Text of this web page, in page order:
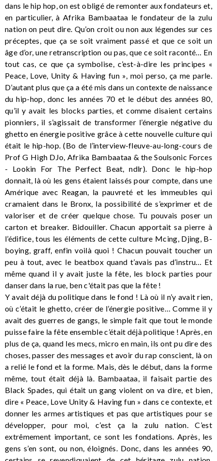
dans le hip hop, on est obligé de remonter aux fondateurs et,
en particulier, à Afrika Bambaataa le fondateur de la zulu
nation on peut dire. Qu’on croit ou non aux légendes sur ces
préceptes, que ça se soit vraiment passé et que ce soit un
âge d’or, une retranscription ou pas, que ce soit raconté… En
tout cas, ce que ça symbolise, c’est-à-dire les principes «
Peace, Love, Unity & Having fun », moi perso, ça me parle.
D’autant plus que ça a été mis dans un contexte de naissance
du hip-hop, donc les années 70 et le début des années 80,
qu’il y avait les blocks parties, et comme disaient certains
pionniers, il s’agissait de transformer l’énergie négative du
ghetto en énergie positive grâce à cette nouvelle culture qui
était le hip-hop. (Bo de l’interview-fleuve-au-long-cours de
Prof G High DJo, Afrika Bambaataa & the Soulsonic Forces
- Lookin For The Perfect Beat, ndlr). Donc le hip-hop
donnait, là où les gens étaient laissés pour compte, dans une
Amérique avec Reagan, la pauvreté et les immeubles qui
cramaient dans le Bronx, la possibilité de s’exprimer et de
valoriser et de créer quelque chose. Tu pouvais poser un
carton et breaker. Bidouiller. Chacun apportait sa pierre à
l’édifice, tous les éléments de cette culture Mcing, Djing, B-
boying, graff, enfin voilà quoi ! Chacun pouvait toucher un
peu à tout, avec le beatbox quand t’avais pas d’instru… Et
même quand il y avait juste la fête, les block parties pour
danser dans la rue, ben c'était pas que la fête !
Y avait déjà du politique dans le fond ! Là où il n’y avait rien,
où c’était le ghetto, créer de l’énergie positive… Comme il y
avait des guerres de gangs, le simple fait que tout le monde
puisse faire la fête ensemble c’était déjà politique ! Après, en
plus de ça, quand les mecs, micro en main, ils ont pu dire des
choses, passer des messages et avoir du rap conscient, là on
a relié le fond et la forme. Mais, dès le début, dans la forme
même, tout était déjà là. Bambaataa, il faisait partie des
Black Spades, qui était un gang violent on va dire, et bien,
dire « Peace, Love Unity & Having fun » dans ce contexte, et
donner les armes artistiques et pas que artistiques pour se
développer, pour moi, c’est ça la zulu nation. C’est
extrêmement important, ce sont les fondations. Après, les
gens s’en sont, ou non, éloignés. Donc, dans les années 90,